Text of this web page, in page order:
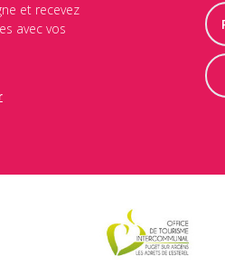
et recevez
avec vos